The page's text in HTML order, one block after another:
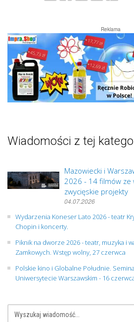
Reklama
Wiadomości z tej
Mazowiecki i
2026 - 14 filmów ze
zwycięskie projekty
04.07.2026
Wydarzenia Koneser Lato 2026 - teatr
Chopin i koncerty.
Piknik na dworze 2026 - teatr, muzyka i
Zamkowych. Wstęp wolny, 27 czerwca
Polskie kino i Globalne Południe.
Uniwersytecie Warszawskim - 16